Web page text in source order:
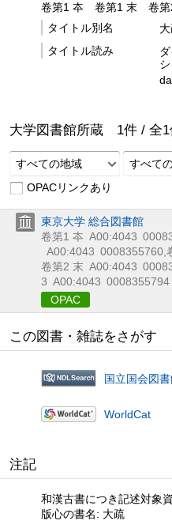
卷第1 夲
卷第1 末 卷
タイトル別名
タイトル読み
シ
大学図書館所蔵 1件 / 全1
すべての地域
すべて
OPACリンクあり
東京大学 総合図書館
卷第1 夲 A00:4043
A00:4043 0008355760
卷第2 末 A00:4043
3 A00:4043 0008355794
OPAC
この図書・雑誌をさがす
国立国会図
WorldCat
注記
和漢古書につき記述対象
版心の書名: 大疏